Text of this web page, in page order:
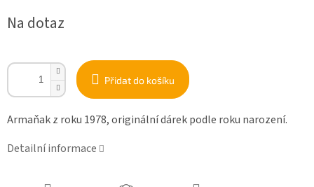
cena:
Na dotaz
Přidat do košíku
Armaňak z roku 1978, originální dárek podle roku narození.
Detailní informace